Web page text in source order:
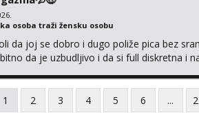
osoba traži žensku osobu
da joj se dobro i dugo poliže pica bez
da je uzbudljivo i da si full diskretna i
1 2 3 4 5 6 ...